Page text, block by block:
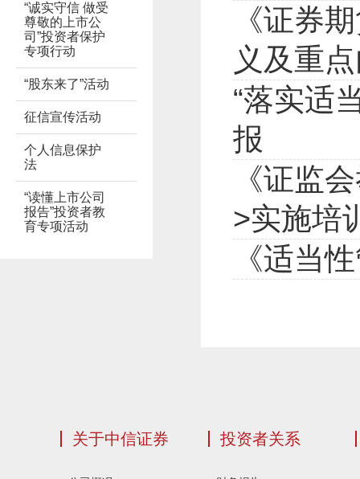
“诚实守信 做受
尊敬的上市公
司”投资者保护
专项行动
“股东来了”活动
征信宣传活动
个人信息保护
法
“读懂上市公司
报告”投资者教
育专项活动
《证券
义及重
“落实适
报
《证监
>实施培
《适当
关于中信证券 投资者关系